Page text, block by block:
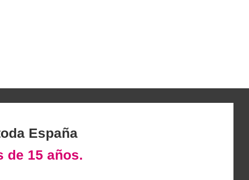
España
de 15 años.